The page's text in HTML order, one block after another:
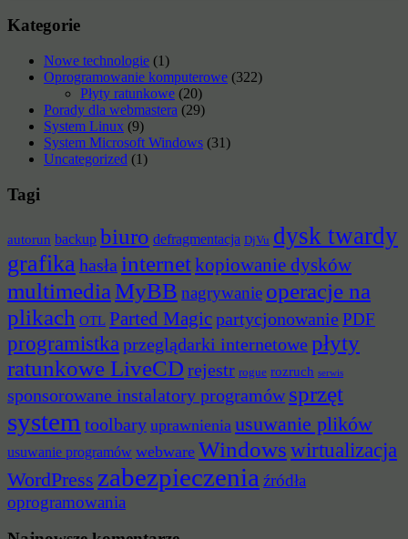
Kategorie
Nowe technologie (1)
Oprogramowanie komputerowe (322)
Płyty ratunkowe (20)
Porady dla webmastera (29)
System Linux (9)
System Microsoft Windows (31)
Uncategorized (1)
Tagi
autorun backup biuro defragmentacja DjVu dysk twardy
grafika hasła internetkopiowanie dysków
multimediaMyBB nagrywanie operacje na
plikach OTL Parted Magicpartycjonowanie PDF
programistka przeglądarki internetowe płyty
ratunkowe LiveCD rejestr rogue rozruch serwis
sponsorowane instalatory programów sprzęt
system toolbary uprawnienia usuwanie plików
usuwanie programów webware Windowswirtualizacja
WordPress zabezpieczenia źródła
oprogramowania